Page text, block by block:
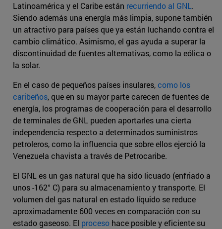
Latinoamérica y el Caribe están recurriendo al GNL.
Siendo además una energía más limpia, supone también
un atractivo para países que ya están luchando contra el
cambio climático. Asimismo, el gas ayuda a superar la
discontinuidad de fuentes alternativas, como la eólica o
la solar.
En el caso de pequeños países insulares,como los
caribeños, que en su mayor parte carecen de fuentes de
energía, los programas de cooperación para el desarrollo
de terminales de GNL pueden aportarles una cierta
independencia respecto a determinados suministros
petroleros, como la influencia que sobre ellos ejerció la
Venezuela chavista a través de Petrocaribe.
El GNL es un gas natural que ha sido licuado (enfriado a
unos -162° C) para su almacenamiento y transporte. El
volumen del gas natural en estado líquido se reduce
aproximadamente 600 veces en comparación con su
estado gaseoso. El proceso hace posible y eficiente su